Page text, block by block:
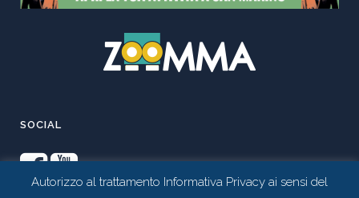
SOCIAL
Autorizzo al trattamento Informativa Privacy ai sensi del